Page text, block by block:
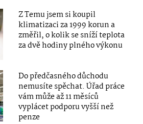
Z Temu jsem si koupil
klimatizaci za 1999 korun a
změřil, o kolik se sníží teplota
za dvě hodiny plného výkonu
Do předčasného důchodu
nemusíte spěchat. Úřad práce
vám může až 11 měsíců
vyplácet podporu vyšší než
penze